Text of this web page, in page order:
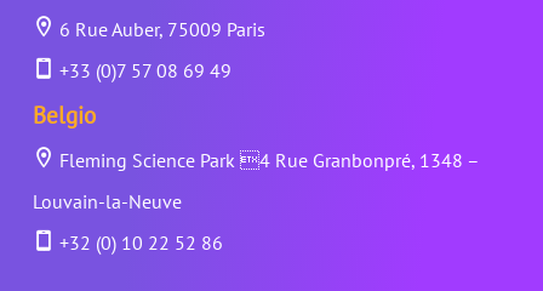
6 Rue Auber, 75009 Paris
+33 (0)7 57 08 69 49
Belgio
Fleming Science Park 4 Rue Granbonpré, 1348 –
Louvain-la-Neuve
+32 (0) 10 22 52 86